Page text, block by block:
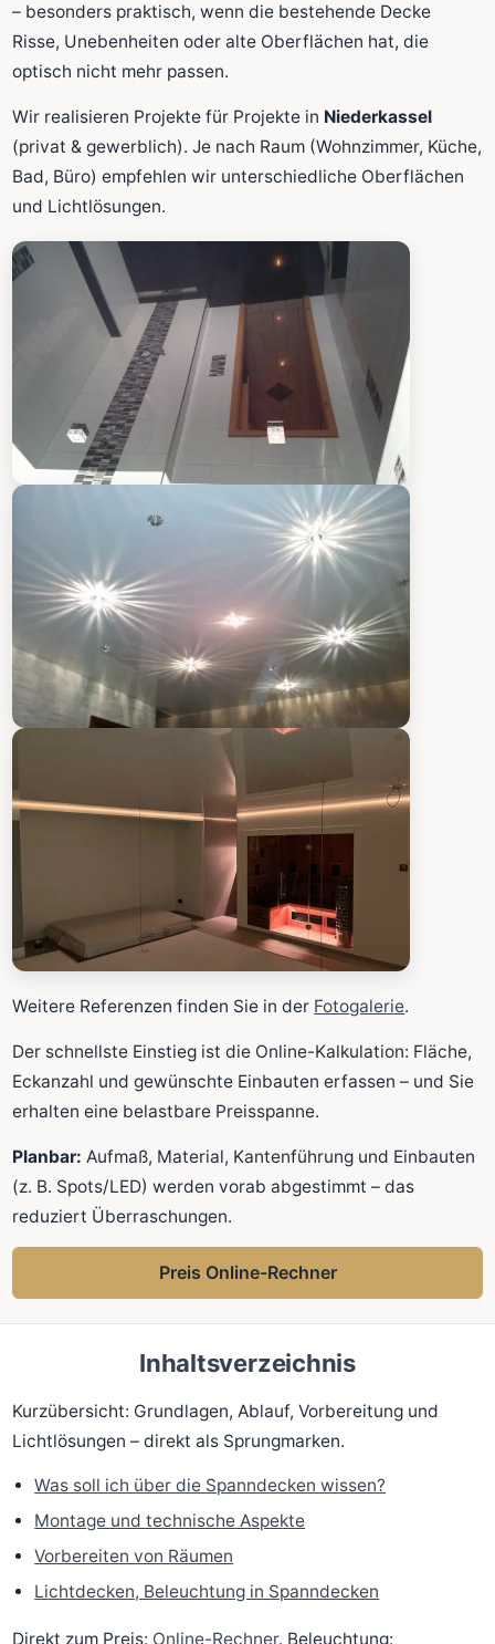
FLÄCHE (M²)
Zum Rechner
Fläche wird in den großen Rechner übernommen.
– besonders praktisch, wenn die bestehende Decke
Risse, Unebenheiten oder alte Oberflächen hat, die
optisch nicht mehr passen.
Wir realisieren Projekte für Projekte in Niederkassel
(privat & gewerblich). Je nach Raum (Wohnzimmer, Küche,
Bad, Büro) empfehlen wir unterschiedliche Oberflächen
und Lichtlösungen.
Weitere Referenzen finden Sie in der Fotogalerie.
Der schnellste Einstieg ist die Online-Kalkulation: Fläche,
Eckanzahl und gewünschte Einbauten erfassen – und Sie
erhalten eine belastbare Preisspanne.
Planbar: Aufmaß, Material, Kantenführung und Einbauten
(z. B. Spots/LED) werden vorab abgestimmt – das
reduziert Überraschungen.
Preis Online-Rechner
Inhaltsverzeichnis
Kurzübersicht: Grundlagen, Ablauf, Vorbereitung und
Lichtlösungen – direkt als Sprungmarken.
Was soll ich über die Spanndecken wissen?
Montage und technische Aspekte
Vorbereiten von Räumen
Lichtdecken, Beleuchtung in Spanndecken
Direkt zum Preis: Online-Rechner. Beleuchtung: